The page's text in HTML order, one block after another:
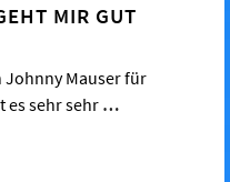
MIR GUT
Johnny Mauser für
es sehr sehr …